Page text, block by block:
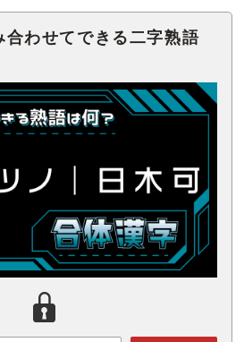
合わせてできる二字熟語